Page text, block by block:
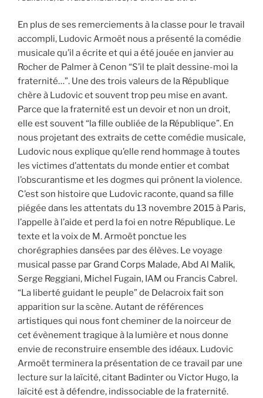
En plus de ses remerciements à la classe pour le travail
accompli, Ludovic Armoët nous a présenté la comédie
musicale qu’il a écrite et qui a été jouée en janvier au
Rocher de Palmer à Cenon “S’il te plaît dessine-moi la
fraternité…”. Une des trois valeurs de la République
chère à Ludovic et souvent trop peu mise en avant.
Parce que la fraternité est un devoir et non un droit,
elle est souvent “la fille oubliée de la République”. En
nous projetant des extraits de cette comédie musicale,
Ludovic nous explique qu’elle rend hommage à toutes
les victimes d’attentats du monde entier et combat
l’obscurantisme et les dogmes qui prônent la violence.
C’est son histoire que Ludovic raconte, quand sa fille
piégée dans les attentats du 13 novembre 2015 à Paris,
l’appelle à l’aide et perd la foi en notre République. Le
texte et la voix de M. Armoët ponctue les
chorégraphies dansées par des élèves. Le voyage
musical passe par Grand Corps Malade, Abd Al Malik,
Serge Reggiani, Michel Fugain, IAM ou Francis Cabrel.
“La liberté guidant le peuple” de Delacroix fait son
apparition sur la scène. Autant de références
artistiques qui nous font cheminer de la noirceur de
cet évènement tragique à la lumière et nous donne
envie de reconstruire ensemble des idéaux. Ludovic
Armoët terminera la présentation de ce travail par une
lecture sur la laïcité, citant Badinter ou Victor Hugo, la
laïcité est à défendre, indissociable de la fraternité.